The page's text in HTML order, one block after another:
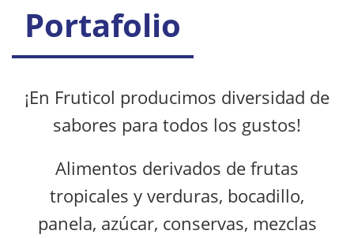
Portafolio
¡En Fruticol producimos diversidad de
sabores para todos los gustos!
Alimentos derivados de frutas
tropicales y verduras, bocadillo,
panela, azúcar, conservas, mezclas